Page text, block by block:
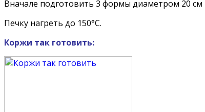
Вначале подготовить 3 формы диаметром 20
Печку нагреть до 150°С.
Коржи так готовить: